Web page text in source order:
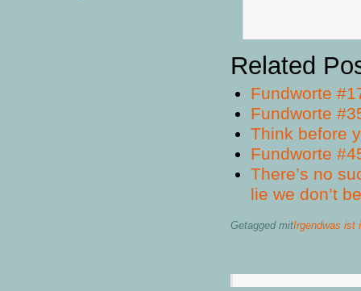
Related
Fundworte
Fundworte
Think before
Fundworte
There’s no
lie we don’t
Getagged mitIrgendwas ist